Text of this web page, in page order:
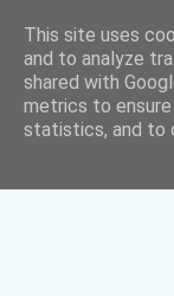
This site uses
and to analyze
shared with
metrics to
statistics, and to